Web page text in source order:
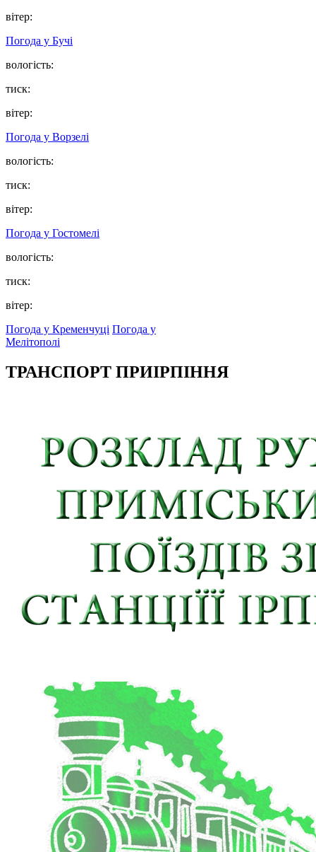
вітер:
Погода у Бучі
вологість:
тиск:
вітер:
Погода у Ворзелі
вологість:
тиск:
вітер:
Погода у Гостомелі
вологість:
тиск:
вітер:
Погода у Кременчуці Погода у
Мелітополі
ТРАНСПОРТ ПРИІРПІННЯ